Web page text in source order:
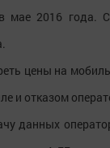
мае 2016 года.
цены на
и отказом
данных